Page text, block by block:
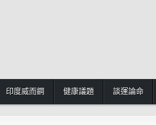
印度威而鋼 健康議題 談運論命